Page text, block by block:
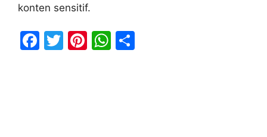
konten sensitif.
F
T
Pi W